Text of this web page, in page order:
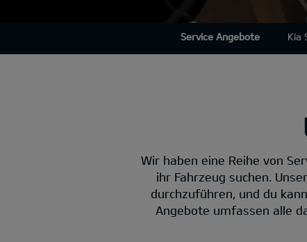
Service Angebote Kia
Wir haben eine Reihe von
ihr Fahrzeug suchen.
durchzuführen, und du
Angebote umfassen alle